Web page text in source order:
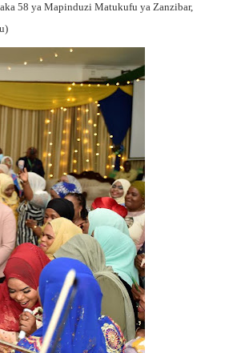
58 ya Mapinduzi Matukufu ya Zanzibar,